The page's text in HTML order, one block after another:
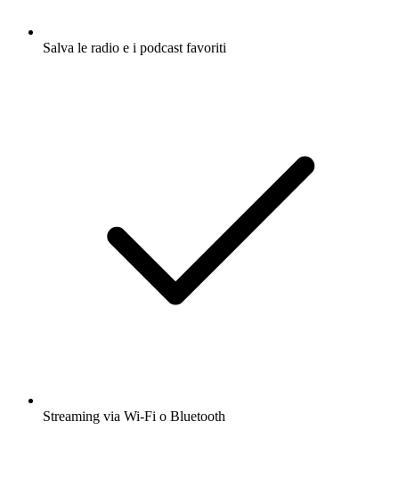
Salva le radio e i podcast favoriti
Streaming via Wi-Fi o Bluetooth